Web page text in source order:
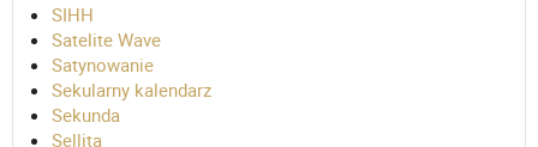
SIHH
Satelite Wave
Satynowanie
Sekularny kalendarz
Sekunda
Sellita